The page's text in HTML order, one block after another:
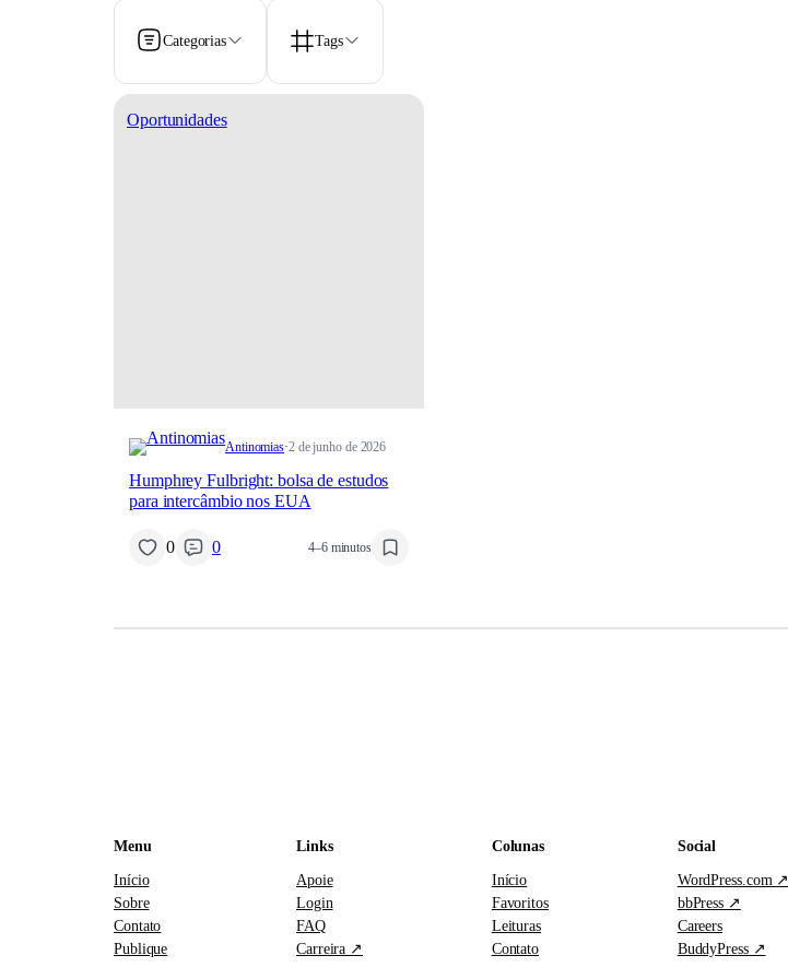
Categorias Tags
Oportunidades
Antinomias·2 de junho de 2026
Humphrey Fulbright: bolsa de estudos
para intercâmbio nos EUA
0 0 4–6 minutos
Menu
Início
Sobre
Contato
Publique
Links
Apoie
Login
FAQ
Carreira ↗
Colunas
Início
Favoritos
Leituras
Contato
Social
WordPress.com ↗
bbPress ↗
Careers
BuddyPress ↗